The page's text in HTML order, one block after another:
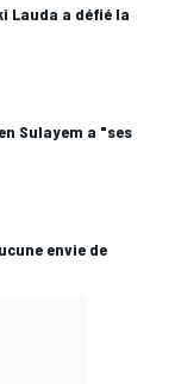
Lauda a défié la
Sulayem a "ses
envie de